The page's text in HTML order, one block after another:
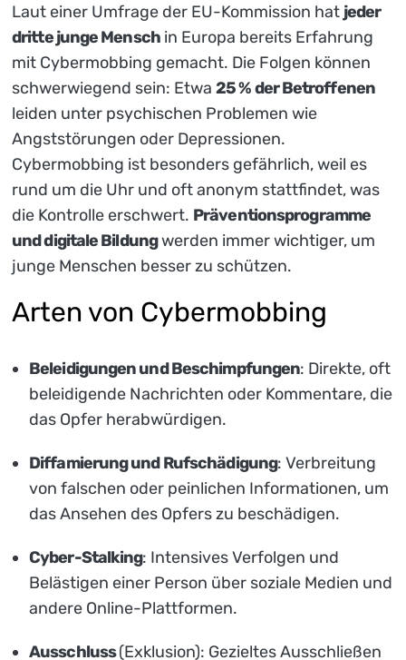
Laut einer Umfrage der EU-Kommission hat jeder
dritte junge Menschin Europa bereits Erfahrung
mit Cybermobbing gemacht. Die Folgen können
schwerwiegend sein: Etwa 25 % der Betroffenen
leiden unter psychischen Problemen wie
Angststörungen oder Depressionen.
Cybermobbing ist besonders gefährlich, weil es
rund um die Uhr und oft anonym stattfindet, was
die Kontrolle erschwert. Präventionsprogramme
und digitale Bildungwerden immer wichtiger, um
junge Menschen besser zu schützen.
Arten von Cybermobbing
Beleidigungen und Beschimpfungen: Direkte, oft
beleidigende Nachrichten oder Kommentare, die
das Opfer herabwürdigen.
Diffamierung und Rufschädigung: Verbreitung
von falschen oder peinlichen Informationen, um
das Ansehen des Opfers zu beschädigen.
Cyber-Stalking: Intensives Verfolgen und
Belästigen einer Person über soziale Medien und
andere Online-Plattformen.
Ausschluss(Exklusion): Gezieltes Ausschließen